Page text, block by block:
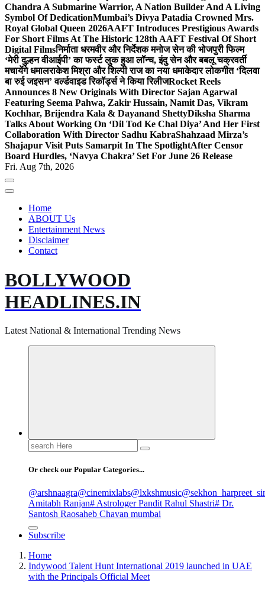
Chandra A Submarine Warrior, A Nation Builder And A Living
Symbol Of DedicationMumbai’s Divya Patadia Crowned Mrs.
Royal Global Queen 2026AAFT Introduces Prestigious Awards
For Short Films At The Historic 128th AAFT Festival Of Short
Digital Filmsनिर्माता धरमवीर और निर्देशक मनोज सेन की भोजपुरी फिल्म
‘मेरी दुल्हन वीआईपी’ का फर्स्ट लुक हुआ लॉन्च, इंदु सेन और बबलू चक्रवर्ती
मचायेंगे धमालराकेश मिश्रा और शिल्पी राज का नया धमाकेदार लोकगीत ‘दिलवा
बा रुई जइसन’ वर्ल्डवाइड रिकॉर्ड्स ने किया रिलीजRocket Reels
Announces 8 New Originals With Director Sajan Agarwal
Featuring Seema Pahwa, Zakir Hussain, Namit Das, Vikram
Kochhar, Brijendra Kala & Dayanand ShettyDiksha Sharma
Talks About Working On ‘Dil Tod Ke Chal Diya’ And Her First
Collaboration With Director Sadhu KabraShahzaad Mirza’s
Shajapur Visit Puts Samarpit In The SpotlightAfter Censor
Board Hurdles, ‘Navya Chakra’ Set For June 26 Release
Fri. Aug 7th, 2026
Home
ABOUT Us
Entertainment News
Disclaimer
Contact
BOLLYWOOD
HEADLINES.IN
Latest National & International Trending News
Search
for:
Or check our Popular Categories...
@arshnaagra@cinemixlabs@lxkshmusic
Amitabh Ranjan# Astrologer Pandit Rahul Shastri# Dr.
Santosh Raosaheb Chavan mumbai
Subscribe
Home
Indywood Talent Hunt International 2019 launched in UAE
with the Principals Official Meet